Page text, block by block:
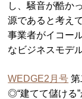
し、騒音が酷か
源であると考え
事業者がイコー
なビジネスモデ
WEDGE2月号
◎“建てて儲ける